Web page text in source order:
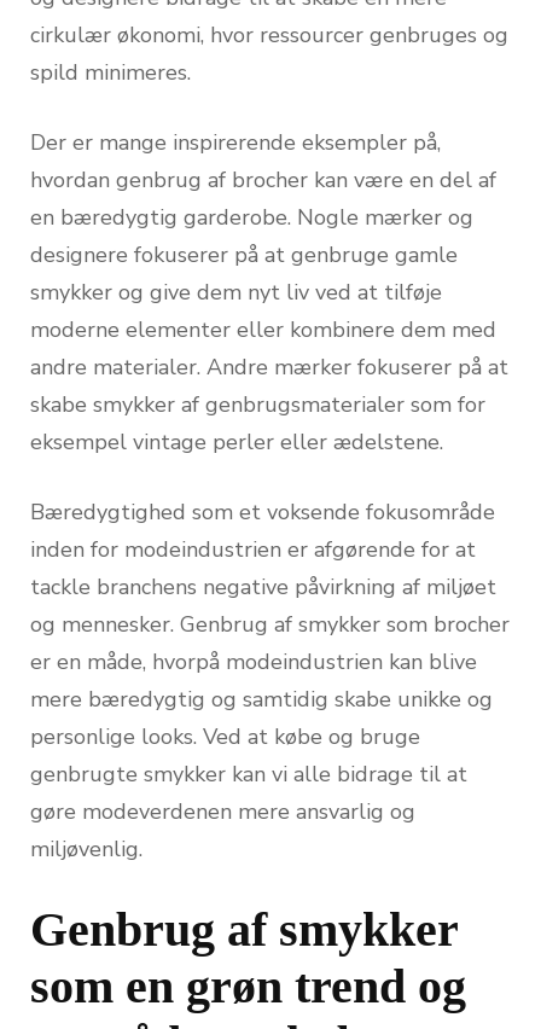
cirkulær økonomi, hvor ressourcer genbruges og
spild minimeres.
Der er mange inspirerende eksempler på,
hvordan genbrug af brocher kan være en del af
en bæredygtig garderobe. Nogle mærker og
designere fokuserer på at genbruge gamle
smykker og give dem nyt liv ved at tilføje
moderne elementer eller kombinere dem med
andre materialer. Andre mærker fokuserer på at
skabe smykker af genbrugsmaterialer som for
eksempel vintage perler eller ædelstene.
Bæredygtighed som et voksende fokusområde
inden for modeindustrien er afgørende for at
tackle branchens negative påvirkning af miljøet
og mennesker. Genbrug af smykker som brocher
er en måde, hvorpå modeindustrien kan blive
mere bæredygtig og samtidig skabe unikke og
personlige looks. Ved at købe og bruge
genbrugte smykker kan vi alle bidrage til at
gøre modeverdenen mere ansvarlig og
miljøvenlig.
Genbrug af smykker
som en grøn trend og